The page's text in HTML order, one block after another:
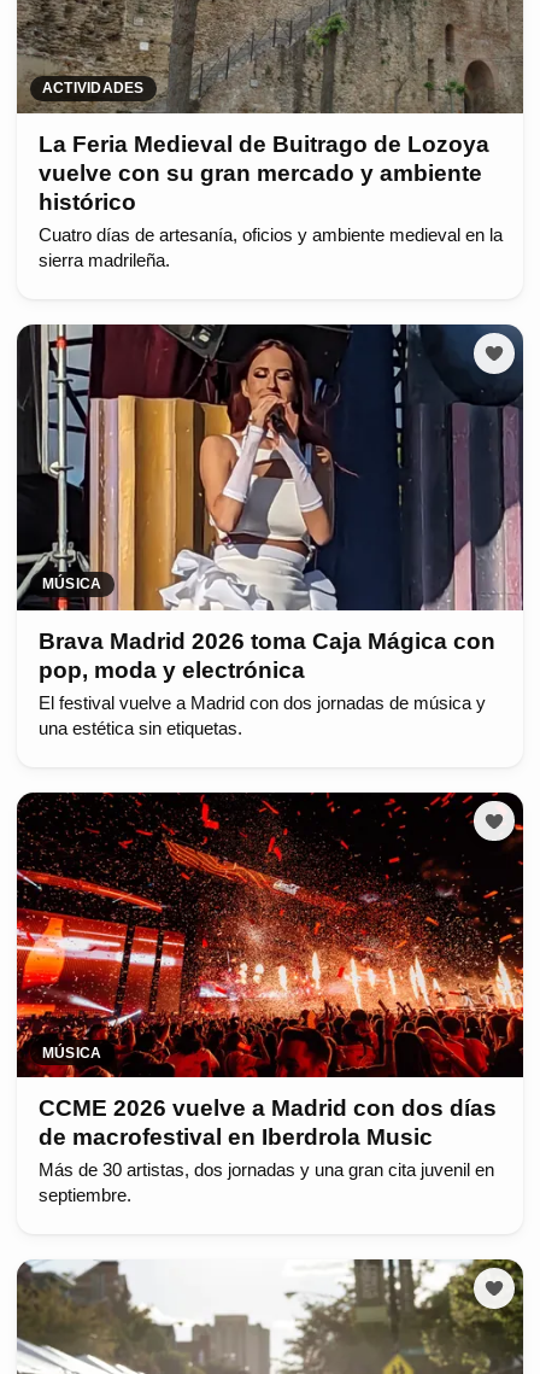
ACTIVIDADES
La Feria Medieval de Buitrago de Lozoya
vuelve con su gran mercado y ambiente
histórico
Cuatro días de artesanía, oficios y ambiente medieval en la
sierra madrileña.
MÚSICA
Brava Madrid 2026 toma Caja Mágica con
pop, moda y electrónica
El festival vuelve a Madrid con dos jornadas de música y
una estética sin etiquetas.
MÚSICA
CCME 2026 vuelve a Madrid con dos días
de macrofestival en Iberdrola Music
Más de 30 artistas, dos jornadas y una gran cita juvenil en
septiembre.